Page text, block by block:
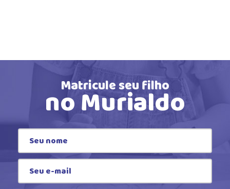
Matricule seu filho
no Murialdo